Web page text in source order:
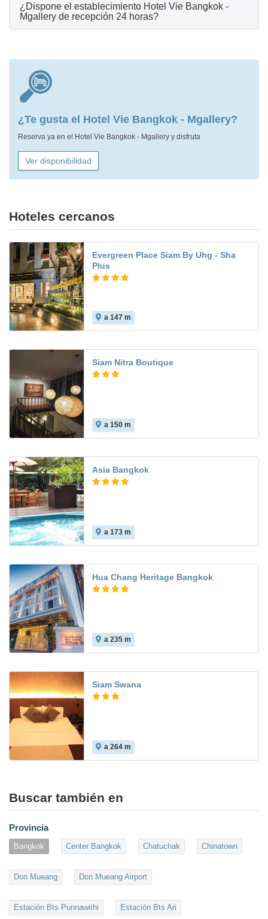
¿Dispone el establecimiento Hotel Vie Bangkok -
Mgallery de recepción 24 horas?
¿Te gusta el Hotel Vie Bangkok - Mgallery?
Reserva ya en el Hotel Vie Bangkok - Mgallery y disfruta
Ver disponibilidad
Hoteles cercanos
Evergreen Place Siam By Uhg - Sha
Plus
a 147 m
Siam Nitra Boutique
a 150 m
Asia Bangkok
a 173 m
Hua Chang Heritage Bangkok
a 235 m
Siam Swana
a 264 m
Buscar también en
Provincia
Bangkok Center Bangkok Chatuchak Chinatown
Don Mueang Don Mueang Airport
Estación Bts Punnawithi Estación Bts Ari